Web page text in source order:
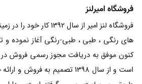
فروشگاه امیرلنز
فروشگاه لنز امیر از سال
های رنگی ، طبی ، طبی-رنگی آغاز نموده و
است و از سال 1398 تصمیم به